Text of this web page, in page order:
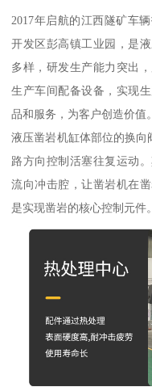
2017年启航的江西隧矿车
开发区彭高镇工业园，是
多样，研发生产能力突出
生产车间配备设备，实现
品和服务，为客户创造价值。
液压凿岩机缸体部位的换向
路方向控制活塞往复运动
流向冲击腔，让凿岩机在
是实现凿岩的核心控制元件。